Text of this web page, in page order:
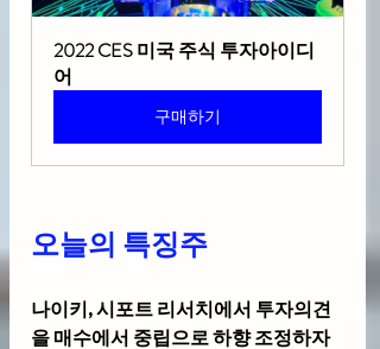
2022 CES 미국 주식 투자아이디
어
구매하기
오늘의 특징주
나이키, 시포트 리서치에서 투자의견
을 매수에서 중립으로 하향 조정하자